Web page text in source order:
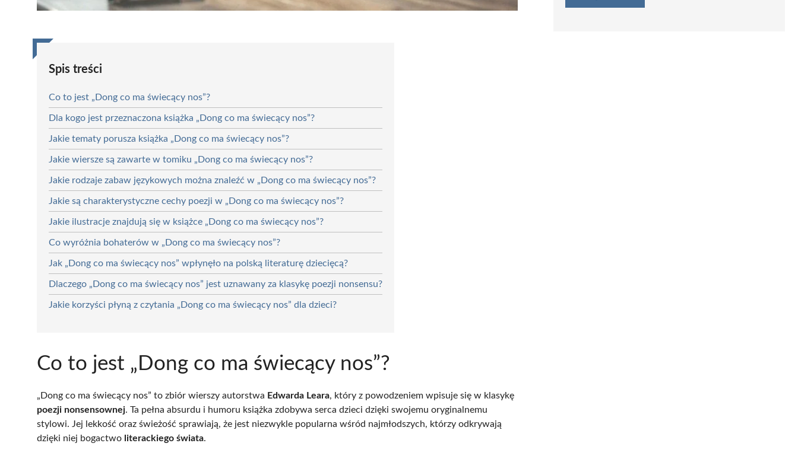
Spis treści
Co to jest „Dong co ma świecący nos”?
Dla kogo jest przeznaczona książka „Dong co ma świecący nos”?
Jakie tematy porusza książka „Dong co ma świecący nos”?
Jakie wiersze są zawarte w tomiku „Dong co ma świecący nos”?
Jakie rodzaje zabaw językowych można znaleźć w „Dong co ma świecący nos”?
Jakie są charakterystyczne cechy poezji w „Dong co ma świecący nos”?
Jakie ilustracje znajdują się w książce „Dong co ma świecący nos”?
Co wyróżnia bohaterów w „Dong co ma świecący nos”?
Jak „Dong co ma świecący nos” wpłynęło na polską literaturę dziecięcą?
Dlaczego „Dong co ma świecący nos” jest uznawany za klasykę poezji nonsensu?
Jakie korzyści płyną z czytania „Dong co ma świecący nos” dla dzieci?
Co to jest „Dong co ma świecący nos”?
„Dong co ma świecący nos” to zbiór wierszy autorstwa Edwarda Leara, który z powodzeniem wpisuje się w klasykę
poezji nonsensownej. Ta pełna absurdu i humoru książka zdobywa serca dzieci dzięki swojemu oryginalnemu
stylowi. Jej lekkość oraz świeżość sprawiają, że jest niezwykle popularna wśród najmłodszych, którzy odkrywają
dzięki niej bogactwo literackiego świata.